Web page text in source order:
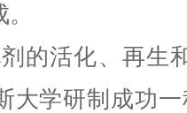
的活化、再生
大学研制成功